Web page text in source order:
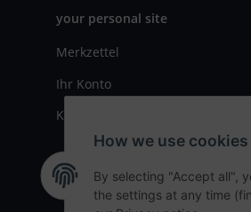
your personal site
Merkzettel
Ihr Konto
Kasse
How we use
By selecting "Accept all",
the settings at any time